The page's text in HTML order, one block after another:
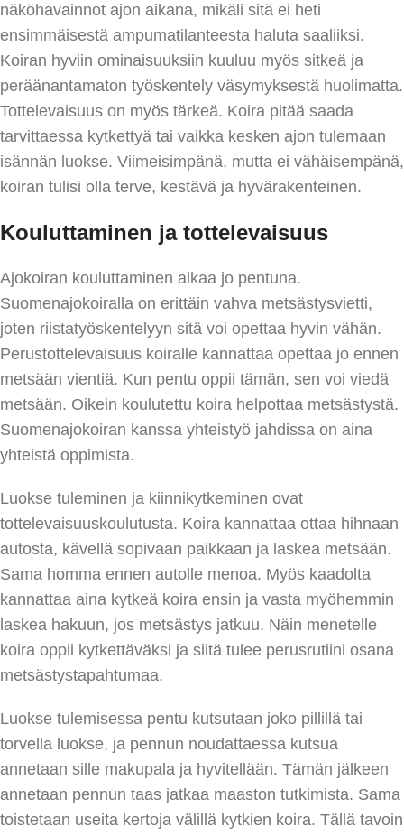
näköhavainnot ajon aikana, mikäli sitä ei heti
ensimmäisestä ampumatilanteesta haluta saaliiksi.
Koiran hyviin ominaisuuksiin kuuluu myös sitkeä ja
peräänantamaton työskentely väsymyksestä huolimatta.
Tottelevaisuus on myös tärkeä. Koira pitää saada
tarvittaessa kytkettyä tai vaikka kesken ajon tulemaan
isännän luokse. Viimeisimpänä, mutta ei vähäisempänä,
koiran tulisi olla terve, kestävä ja hyvärakenteinen.
Kouluttaminen ja tottelevaisuus
Ajokoiran kouluttaminen alkaa jo pentuna.
Suomenajokoiralla on erittäin vahva metsästysvietti,
joten riistatyöskentelyyn sitä voi opettaa hyvin vähän.
Perustottelevaisuus koiralle kannattaa opettaa jo ennen
metsään vientiä. Kun pentu oppii tämän, sen voi viedä
metsään. Oikein koulutettu koira helpottaa metsästystä.
Suomenajokoiran kanssa yhteistyö jahdissa on aina
yhteistä oppimista.
Luokse tuleminen ja kiinnikytkeminen ovat
tottelevaisuuskoulutusta. Koira kannattaa ottaa hihnaan
autosta, kävellä sopivaan paikkaan ja laskea metsään.
Sama homma ennen autolle menoa. Myös kaadolta
kannattaa aina kytkeä koira ensin ja vasta myöhemmin
laskea hakuun, jos metsästys jatkuu. Näin menetelle
koira oppii kytkettäväksi ja siitä tulee perusrutiini osana
metsästystapahtumaa.
Luokse tulemisessa pentu kutsutaan joko pillillä tai
torvella luokse, ja pennun noudattaessa kutsua
annetaan sille makupala ja hyvitellään. Tämän jälkeen
annetaan pennun taas jatkaa maaston tutkimista. Sama
toistetaan useita kertoja välillä kytkien koira. Tällä tavoin